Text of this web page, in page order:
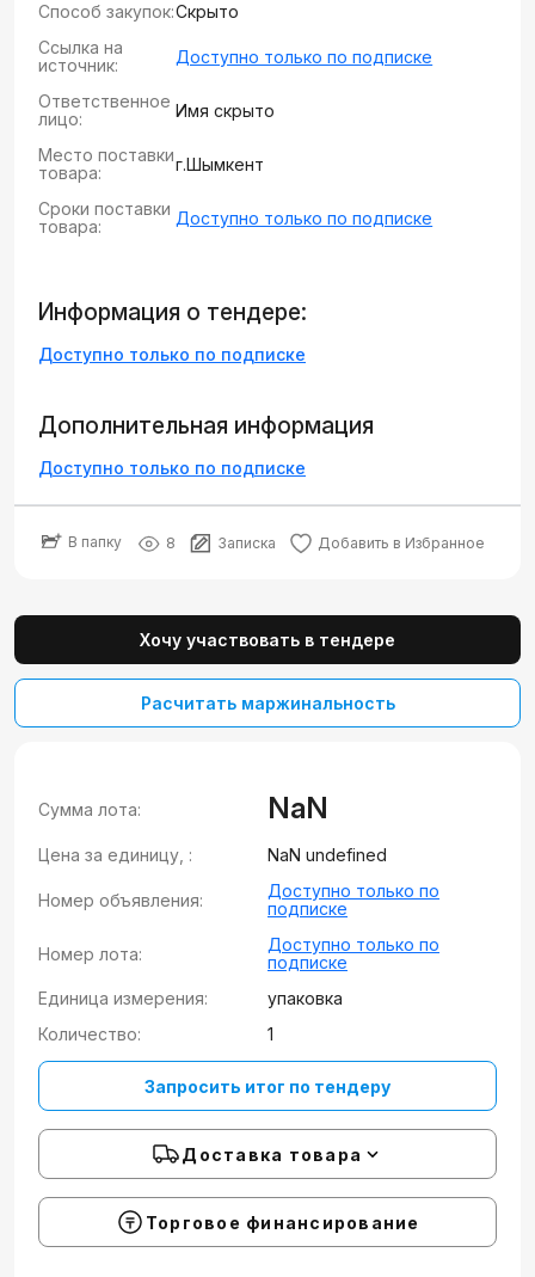
Способ закупок:Скрыто
Ссылка на
источник:
Доступно только по подписке
Ответственное
лицо:
Имя скрыто
Место поставки
товара:
г.Шымкент
Сроки поставки
товара:
Доступно только по подписке
Информация о тендере:
Доступно только по подписке
Дополнительная информация
Доступно только по подписке
В папку 8 Записка Добавить в Избранное
Хочу участвовать в тендере
Расчитать маржинальность
Сумма лота: NaN
Цена за единицу, : NaN undefined
Номер объявления:
Доступно только по
подписке
Номер лота:
Доступно только по
подписке
Единица измерения:
упаковка
Количество:
1
Запросить итог по тендеру
Доставка товара
Торговое финансирование